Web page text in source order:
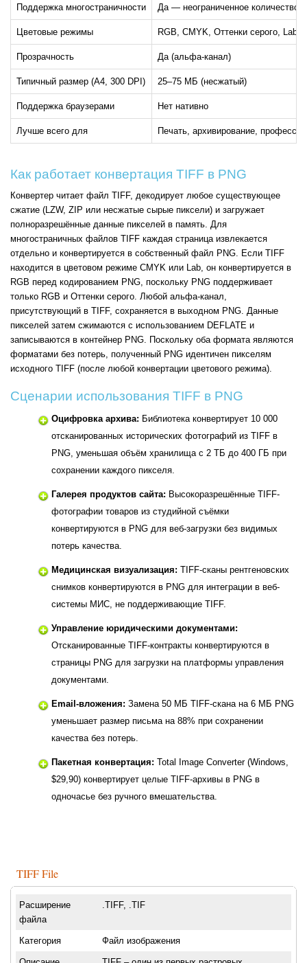
Поддержка многостраничности Да — неограниченное количество
Цветовые режимы RGB, CMYK, Оттенки серого, Lab,
Прозрачность Да (альфа-канал)
Типичный размер (A4, 300 DPI) 25–75 МБ (несжатый)
Поддержка браузерами Нет нативно
Лучше всего для Печать, архивирование,
Как работает конвертация TIFF в PNG
Конвертер читает файл TIFF, декодирует любое существующее
сжатие (LZW, ZIP или несжатые сырые пиксели) и загружает
полноразрешённые данные пикселей в память. Для
многостраничных файлов TIFF каждая страница извлекается
отдельно и конвертируется в собственный файл PNG. Если TIFF
находится в цветовом режиме CMYK или Lab, он конвертируется в
RGB перед кодированием PNG, поскольку PNG поддерживает
только RGB и Оттенки серого. Любой альфа-канал,
присутствующий в TIFF, сохраняется в выходном PNG. Данные
пикселей затем сжимаются с использованием DEFLATE и
записываются в контейнер PNG. Поскольку оба формата являются
форматами без потерь, полученный PNG идентичен пикселям
исходного TIFF (после любой конвертации цветового режима).
Сценарии использования TIFF в PNG
Оцифровка архива: Библиотека конвертирует 10 000
отсканированных исторических фотографий из TIFF в
PNG, уменьшая объём хранилища с 2 ТБ до 400 ГБ при
сохранении каждого пикселя.
Галерея продуктов сайта: Высокоразрешённые TIFF-
фотографии товаров из студийной съёмки
конвертируются в PNG для веб-загрузки без видимых
потерь качества.
Медицинская визуализация: TIFF-сканы рентгеновских
снимков конвертируются в PNG для интеграции в веб-
системы МИС, не поддерживающие TIFF.
Управление юридическими документами:
Отсканированные TIFF-контракты конвертируются в
страницы PNG для загрузки на платформы управления
документами.
Email-вложения: Замена 50 МБ TIFF-скана на 6 МБ PNG
уменьшает размер письма на 88% при сохранении
качества без потерь.
Пакетная конвертация: Total Image Converter (Windows,
$29,90) конвертирует целые TIFF-архивы в PNG в
одночасье без ручного вмешательства.
TIFF File
Расширение
файла
.TIFF, .TIF
Категория Файл изображения